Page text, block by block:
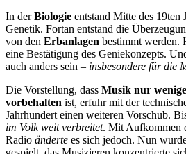
In derBiologie entstand Mitte des 19ten
Genetik. Fortan entstand die
von den Erbanlagen bestimmt werden.
eine Bestätigung des Geniekonzepts.
auch anders sein – insbesondere für die
Die Vorstellung, dass Musik nur
vorbehalten ist, erfuhr mit der
Jahrhundert einen weiteren Vorschub.
im Volk weit verbreitet. Mit Aufkommen
Radio änderte es sich jedoch. Nun